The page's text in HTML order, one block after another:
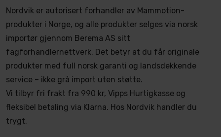
Nordvik er autorisert forhandler av Mammotion-
produkter i Norge, og alle produkter selges via norsk
importør gjennom Berema AS sitt
fagforhandlernettverk. Det betyr at du får originale
produkter med full norsk garanti og landsdekkende
service – ikke grå import uten støtte.
Vi tilbyr fri frakt fra 990 kr, Vipps Hurtigkasse og
fleksibel betaling via Klarna. Hos Nordvik handler du
trygt.